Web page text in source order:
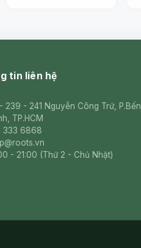
tin liên hệ
239 - 241 Nguyễn Công Trứ, P.Bến
TP.HCM
333 6868
- 21:00 (Thứ 2 - Chủ Nhật)